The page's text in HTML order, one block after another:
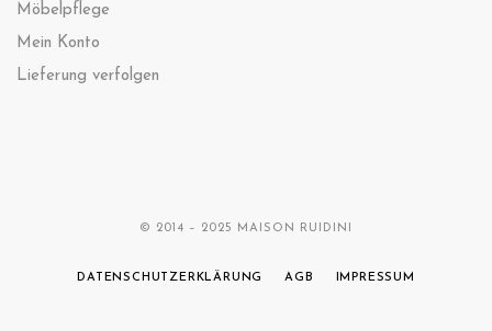
Möbelpflege
Mein Konto
Lieferung verfolgen
© 2014 – 2025 MAISON RUIDINI
DATENSCHUTZERKLÄRUNG AGB IMPRESSUM